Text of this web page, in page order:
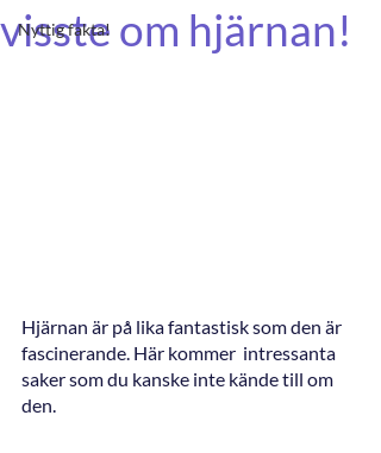
Nyttig fakta!
visste om hjärnan!
Hjärnan är på lika fantastisk som den är
fascinerande. Här kommer  intressanta
saker som du kanske inte kände till om
den.